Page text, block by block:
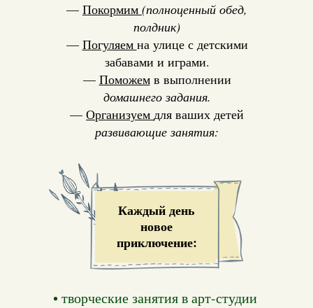
— Покормим (полноценный обед,
полдник)
— Погуляем на улице с детскими
забавами и играми.
— Поможемв выполнении
домашнего задания.
— Организуем для ваших детей
развивающие занятия:
• творческие занятия в арт-студии
Каждый день
новое
приключение: